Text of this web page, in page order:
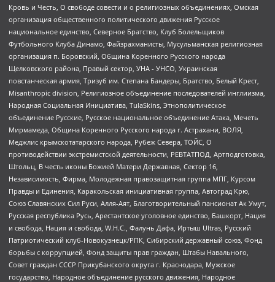
Кровь и Честь, О свободе совести и о религиозных объединениях, Омская
организация общественного политического движения Русское
национальное единство, Северное Братство, Клуб Болельщиков
Футбольного Клуба Динамо, Файзрахманисты, Мусульманская религиозная
организация п. Боровский, Община Коренного Русского народа
Щелковского района, Правый сектор, УНА - УНСО, Украинская
повстанческая армия, Тризуб им. Степана Бандеры, Братство, Белый Крест,
Misanthropic division, Религиозное объединение последователей инглиизма,
Народная Социальная Инициатива, TulaSkins, Этнополитическое
объединение Русские, Русское национальное объединение Атака, Мечеть
Мирмамеда, Община Коренного Русского народа г. Астрахани, ВОЛЯ,
Меджлис крымскотатарского народа, Рубеж Севера, ТОЙС, О
противодействии экстремистской деятельности, РЕВТАТПОД, Артподготовка,
Штольц, В честь иконы Божией Матери Державная, Сектор 16,
Независимость, Фирма, Молодежная правозащитная группа МПГ, Курсом
Правды и Единения, Каракольская инициативная группа, Автоград Крю,
Союз Славянских Сил Руси, Алля-Аят, Благотворительный пансионат Ак Умут,
Русская республика Русь, Арестантское уголовное единство, Башкорт, Нация
и свобода, Нация и свобода, W.H.С., Фалунь Дафа, Иртыш Ultras, Русский
Патриотический клуб-Новокузнецк/РПК, Сибирский державный союз, Фонд
борьбы с коррупцией, Фонд защиты прав граждан, Штабы Навального,
Совет граждан СССР Прикубанского округа г. Краснодара, Мужское
государство, Народное объединение русского движения, Народное